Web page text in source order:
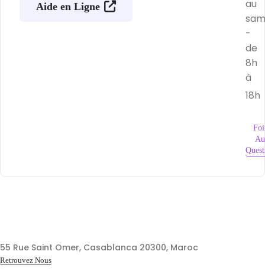
Aide en Ligne
au
-
de
8h
à
18h
55 Rue Saint Omer, Casablanca 20300, Maroc
Retrouvez Nous